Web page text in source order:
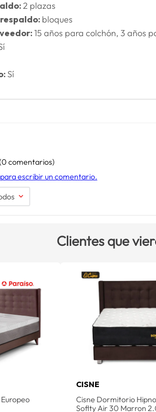
2 plazas
bloques
15 años para colchón, 3 años
Sí
comentarios)
escribir un comentario.
Clientes que
CISNE
Cisne Dormitorio
Soflty Air 30 Marron